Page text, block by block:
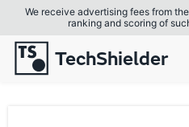
We receive advertising fees from
ranking and scoring of
TechShielder